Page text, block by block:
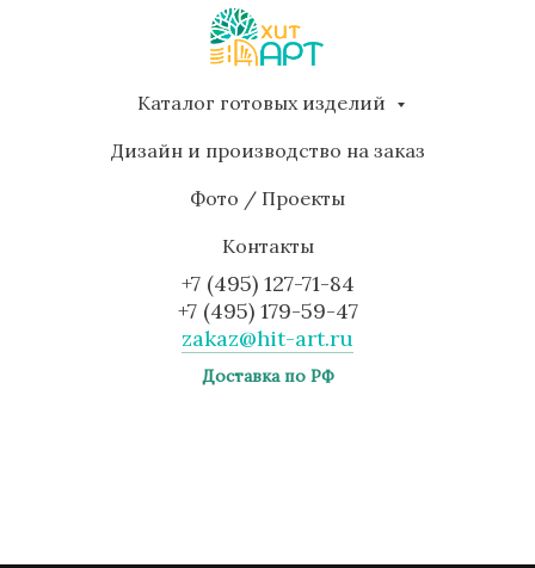
Каталог готовых изделий
Дизайн и производство на заказ
Фото / Проекты
Контакты
+7 (495) 127-71-84
+7 (495) 179-59-47
zakaz@hit-art.ru
Доставка по РФ